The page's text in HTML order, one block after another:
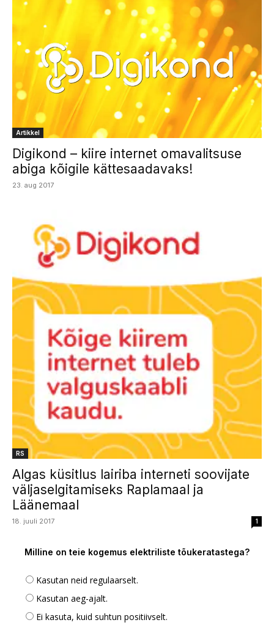
Artikkel
Digikond – kiire internet omavalitsuse
abiga kõigile kättesaadavaks!
23. aug 2017
RS
Algas küsitlus lairiba interneti soovijate
väljaselgitamiseks Raplamaal ja
Läänemaal
18. juuli 2017 1
Milline on teie kogemus elektriliste tõukeratastega?
Kasutan neid regulaarselt.
Kasutan aeg-ajalt.
Ei kasuta, kuid suhtun positiivselt.